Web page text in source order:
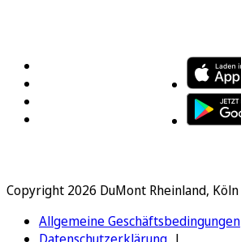
Copyright 2026 DuMont Rheinland, Köln
Allgemeine Geschäftsbedingungen